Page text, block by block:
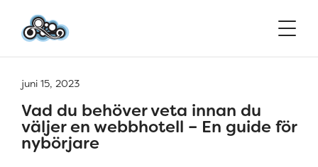
juni 15, 2023
Vad du behöver veta innan du
väljer en webbhotell – En guide för
nybörjare